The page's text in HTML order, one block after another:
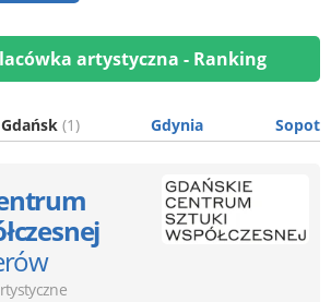
artystyczna - Ranking
Gdańsk (1) Gdynia Sopot